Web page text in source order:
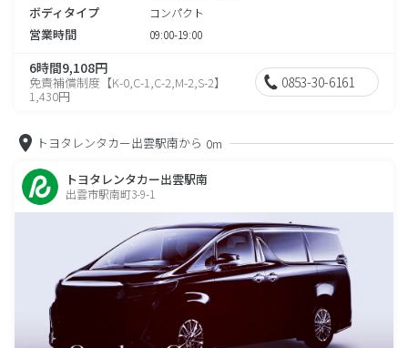
ボディタイプ コンパクト
営業時間 09:00-19:00
6時間9,108円
免責補償制度【K-0,C-1,C-2,M-2,S-2】
1,430円
0853-30-6161
トヨタレンタカー出雲駅南から 0m
トヨタレンタカー出雲駅南
出雲市駅南町3-9-1